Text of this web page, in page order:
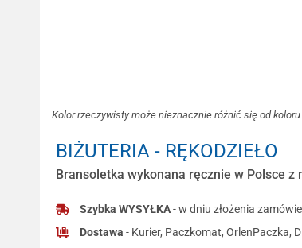
Kolor rzeczywisty może nieznacznie różnić się od
BIŻUTERIA - RĘKODZIEŁO
Bransoletka wykonana ręcznie w Polsce z
Szybka WYSYŁKA- w dniu złożenia
Dostawa - Kurier, Paczkomat, OrlenPaczka,